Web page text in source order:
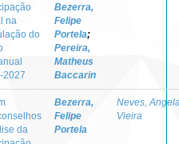
na
do
2027
Bezerra,
Felipe
Portela;
Pereira,
Matheus
Baccarin
da
Bezerra,
Felipe
Portela
Neves,
Vieira